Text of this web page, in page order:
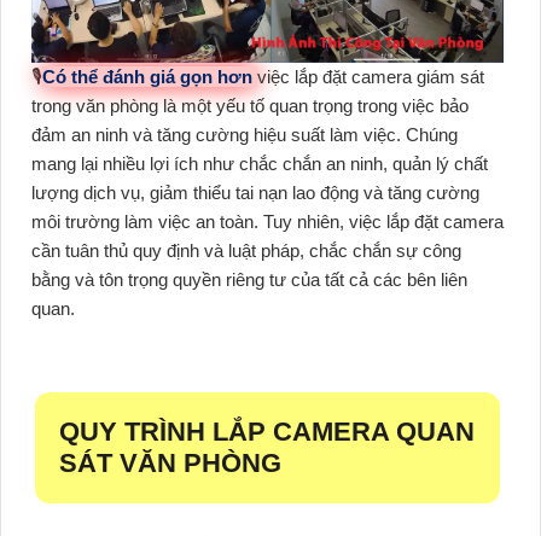
🎙Có thể đánh giá gọn hơn việc lắp đặt camera giám sát
trong văn phòng là một yếu tố quan trọng trong việc bảo
đảm an ninh và tăng cường hiệu suất làm việc. Chúng
mang lại nhiều lợi ích như chắc chắn an ninh, quản lý chất
lượng dịch vụ, giảm thiểu tai nạn lao động và tăng cường
môi trường làm việc an toàn. Tuy nhiên, việc lắp đặt camera
cần tuân thủ quy định và luật pháp, chắc chắn sự công
bằng và tôn trọng quyền riêng tư của tất cả các bên liên
quan.
QUY TRÌNH LẮP CAMERA QUAN
SÁT VĂN PHÒNG